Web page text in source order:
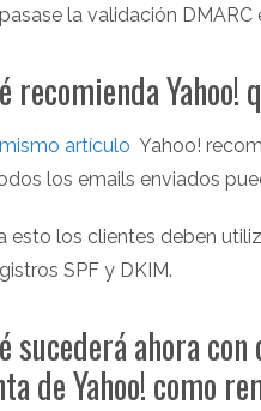
la validación
recomienda Yahoo!
mismo artículo Yahoo!
los emails enviados
esto los clientes deben
SPF y DKIM.
sucederá ahora
de Yahoo! como